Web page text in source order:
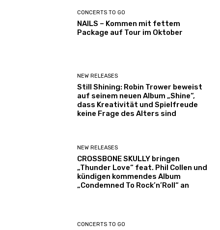
CONCERTS TO GO
NAILS – Kommen mit fettem
Package auf Tour im Oktober
NEW RELEASES
Still Shining: Robin Trower beweist
auf seinem neuen Album „Shine“,
dass Kreativität und Spielfreude
keine Frage des Alters sind
NEW RELEASES
CROSSBONE SKULLY bringen
„Thunder Love“ feat. Phil Collen und
kündigen kommendes Album
„Condemned To Rock’n’Roll“ an
CONCERTS TO GO